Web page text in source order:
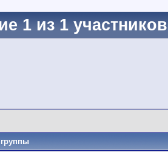
1 из 1 участников